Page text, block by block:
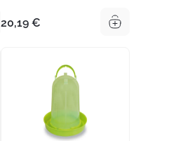
20,19 €